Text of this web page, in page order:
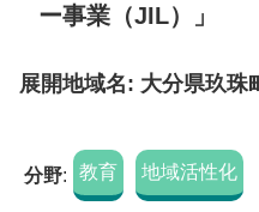
ー事業（JIL）」
展開地域名: 大分県玖珠町
分野: 教育 地域活性化